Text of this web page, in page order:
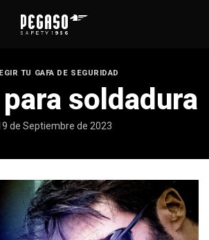
TU GAFA DE SEGURIDAD
soldadura
de Septiembre de 2023